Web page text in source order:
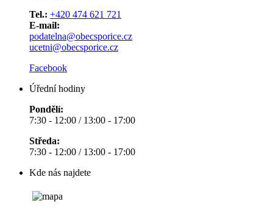
Tel.: +420 474 621 721
E-mail:
podatelna@obecsporice.cz
ucetni@obecsporice.cz
Facebook
Úřední hodiny
Pondělí:
7:30 - 12:00 / 13:00 - 17:00
Středa:
7:30 - 12:00 / 13:00 - 17:00
Kde nás najdete